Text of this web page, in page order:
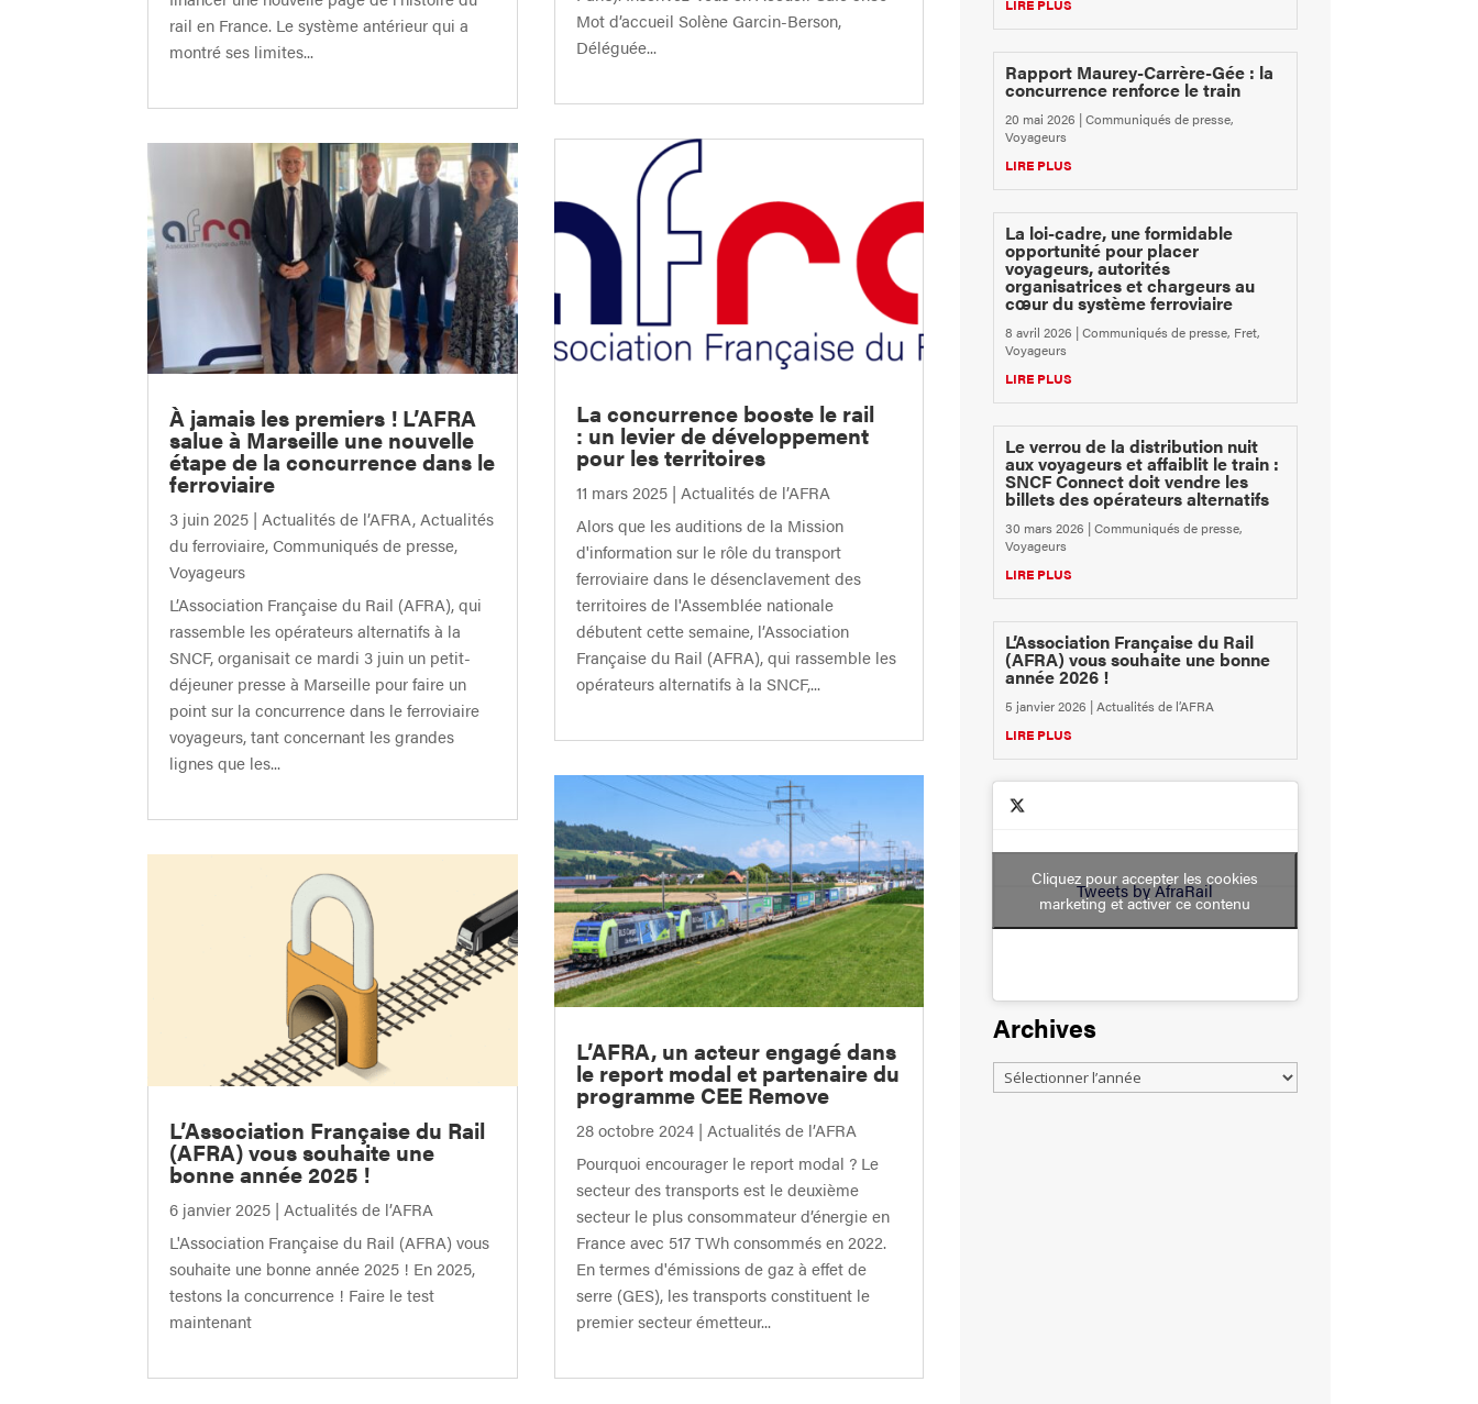
rail en France. Le système antérieur qui a
montré ses limites...
À jamais les premiers ! L’AFRA
salue à Marseille une nouvelle
étape de la concurrence dans le
ferroviaire
3 juin 2025 | Actualités de l’AFRA, Actualités
du ferroviaire,Communiqués de presse,
Voyageurs
L’Association Française du Rail (AFRA), qui
rassemble les opérateurs alternatifs à la
SNCF, organisait ce mardi 3 juin un petit-
déjeuner presse à Marseille pour faire un
point sur la concurrence dans le ferroviaire
voyageurs, tant concernant les grandes
lignes que les...
L’Association Française du Rail
(AFRA) vous souhaite une
bonne année 2025 !
6 janvier 2025 | Actualités de l’AFRA
L'Association Française du Rail (AFRA) vous
souhaite une bonne année 2025 ! En 2025,
testons la concurrence ! Faire le test
maintenant
Mot d’accueil Solène Garcin-Berson,
Déléguée...
La concurrence booste le rail
: un levier de développement
pour les territoires
11 mars 2025| Actualités de l’AFRA
Alors que les auditions de la Mission
d'information sur le rôle du transport
ferroviaire dans le désenclavement des
territoires de l'Assemblée nationale
débutent cette semaine, l’Association
Française du Rail (AFRA), qui rassemble les
opérateurs alternatifs à la SNCF,...
L’AFRA, un acteur engagé dans
le report modal et partenaire du
programme CEE Remove
28 octobre 2024| Actualités de l’AFRA
Pourquoi encourager le report modal ? Le
secteur des transports est le deuxième
secteur le plus consommateur d’énergie en
France avec 517 TWh consommés en 2022.
En termes d'émissions de gaz à effet de
serre (GES), les transports constituent le
premier secteur émetteur...
Rapport Maurey-Carrère-Gée : la
concurrence renforce le train
20 mai 2026 |Communiqués de presse,
Voyageurs
LIRE PLUS
La loi-cadre, une formidable
opportunité pour placer
voyageurs, autorités
organisatrices et chargeurs au
cœur du système ferroviaire
8 avril 2026 |Communiqués de presse, Fret,
Voyageurs
LIRE PLUS
Le verrou de la distribution nuit
aux voyageurs et affaiblit le train :
SNCF Connect doit vendre les
billets des opérateurs alternatifs
30 mars 2026 |Communiqués de presse,
Voyageurs
LIRE PLUS
L’Association Française du Rail
(AFRA) vous souhaite une bonne
année 2026 !
5 janvier 2026 |Actualités de l’AFRA
LIRE PLUS
Tweets by AfraRail
Cliquez pour accepter les cookies
marketing et activer ce contenu
Archives